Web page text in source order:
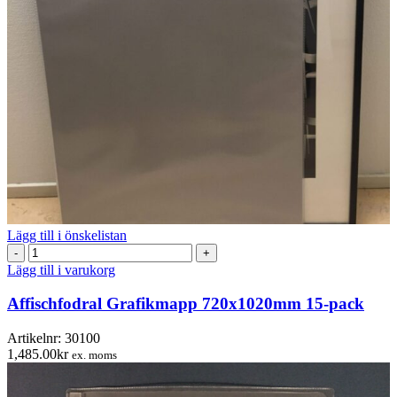
Lägg till i önskelistan
Affischfodral
Grafikmapp
720x1020mm
15-
pack
mängd
Lägg till i varukorg
Affischfodral Grafikmapp 720x1020mm 15-pack
Artikelnr: 30100
1,485.00kr ex. moms